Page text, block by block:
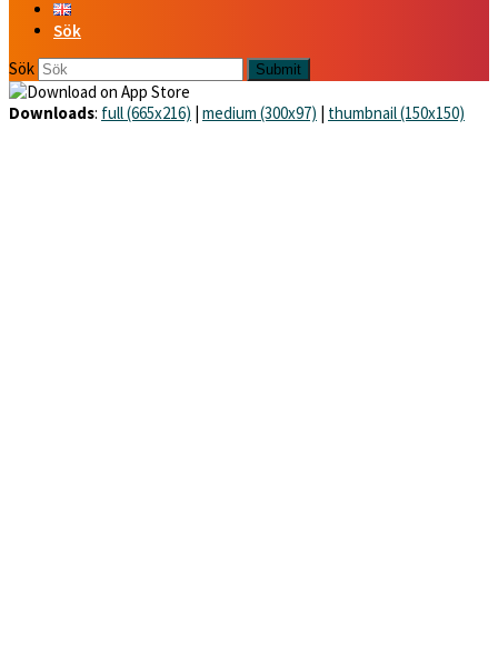
Sök
Sök
Submit
Downloads: full (665x216) | medium (300x97) | thumbnail (150x150)